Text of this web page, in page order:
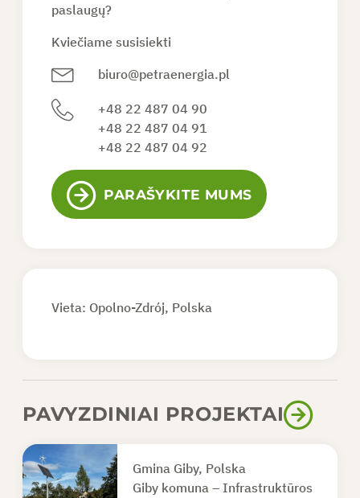
paslaugų?
Kviečiame susisiekti
biuro@petraenergia.pl
+48 22 487 04 90
+48 22 487 04 91
+48 22 487 04 92
PARAŠYKITE MUMS
Vieta: Opolno-Zdrój, Polska
PAVYZDINIAI PROJEKTAI
Gmina Giby, Polska
Giby komuna – Infrastruktūros